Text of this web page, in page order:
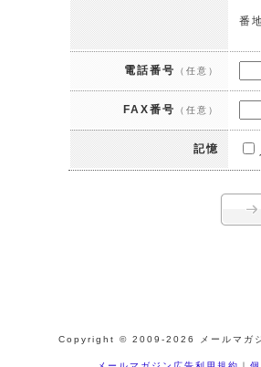
番
電話番号 （任意）
FAX番号 （任意）
記憶
Copyright © 2009-2026 メールマガ